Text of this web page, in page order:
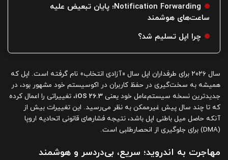
Notification Forwarding؛ پایان تبعیض علیه
ساعت‌های هوشمند
چرا اپل تسلیم شد؟
سال ۲۰۲۶ برای طرفداران اپل سال «آزادی انتخاب» نام گرفته است. اپل که
همیشه به سخت‌گیری در حفظ کاربران در اکوسیستم خود مشهور بود، در
جدیدترین نسخه سیستم‌عامل خود یعنی iOS 26.3، تغییراتی را اعمال کرده
که تا چند سال پیش غیرممکن به نظر می‌رسید. این تغییرات بیش از
آنکه حاصل میل باطنی اپل باشد، نتیجه فشارهای قانونی اتحادیه اروپا
(DMA) برای جلوگیری از انحصارطلبی است.
مهاجرت به اندروید؛ سریع، بی‌دردسر و هوشمند